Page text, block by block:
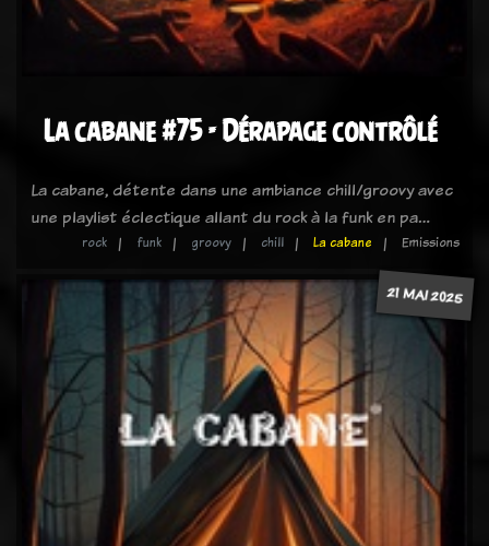
La cabane #75 - Dérapage contrôlé
La cabane, détente dans une ambiance chill/groovy avec
une playlist éclectique allant du rock à la funk en pa…
rock funk groovy chill La cabane Emissions
21 MAI 2025